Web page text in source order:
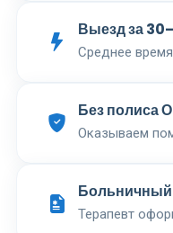
Выезд за
Среднее
Без полиса
Оказываем
Больничный
Терапевт